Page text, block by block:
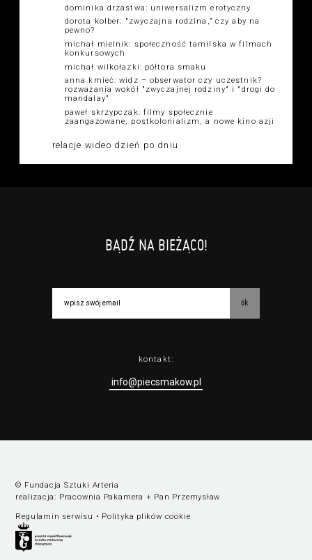
dominika drzastwa: uniwersalizm erotyczny
dorota kolber: "zwyczajna rodzina,” czy aby na
pewno?
michał mielnik: społeczność tamilska w filmach
konkursowych
michał wilkołazki: półtora smaku
anna kmieć: widz – obserwator czy uczestnik?
rozważania wokół "zwyczajnej rodziny" i "drogi do
mandalay"
paweł skrzypczak: filmy społecznie
zaangażowane, postkolonializm, a nowe kino azji
relacje wideo dzień po dniu
BĄDŹ NA BIEŻĄCO!
ok
kontakt:
info@piecsmakow.pl
© Fundacja Sztuki Arteria
realizacja: Pracownia Pakamera + Pan Przemysław
Regulamin serwisu • Polityka plików cookie